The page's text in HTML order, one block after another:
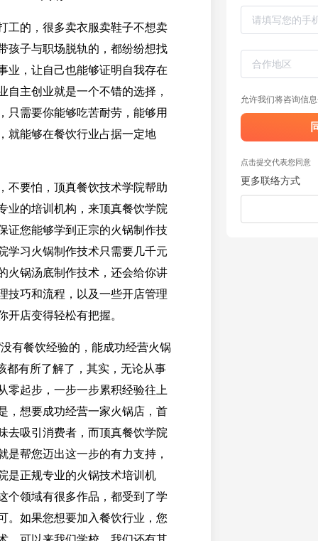
工的，很多卖衣服卖鞋子不想卖
孩子与职场脱轨的，都纷纷想找
业，让自己也能够证明自我存在
自主创业就是一个不错的选择，
只需要你能够吃苦耐劳，能够用
就能够在餐饮行业占据一定地
不要怕，顶真餐饮技术学院帮助
业的培训机构，来顶真餐饮学院
证您能够学到正宗的火锅制作技
学习火锅制作技术只需要几千元
火锅汤底制作技术，还会给你讲
技巧和流程，以及一些开店管理
开店变得轻松有把握。
有餐饮经验的，能成功经营火锅
都有所了解了，其实，无论从事
零起步，一步一步累积经验往上
，想要成功经营一家火锅店，首
去吸引消费者，而顶真餐饮学院
是帮您迈出这一步的有力支持，
是正规专业的火锅技术培训机
个领域有很多作品，都受到了学
。如果您想要加入餐饮行业，您
允许我们将咨询信
点击提交代表您同意
更多联络方式